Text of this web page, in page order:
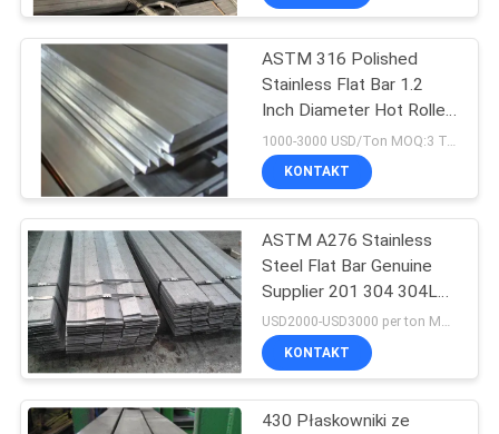
ASTM 316 Polished
Stainless Flat Bar 1.2
Inch Diameter Hot Rolled
Cold Drawn
KONTAKT
ASTM A276 Stainless
Steel Flat Bar Genuine
Supplier 201 304 304L
316 316L
USD2000-USD3000 per ton MOQ:3 tons
KONTAKT
430 Płaskowniki ze